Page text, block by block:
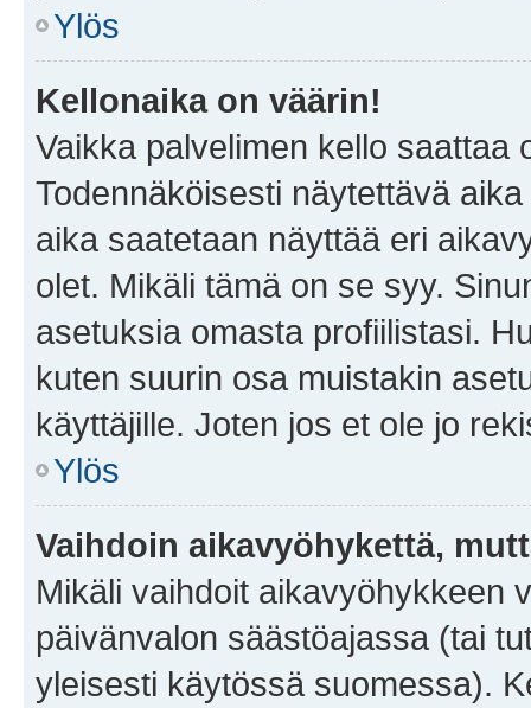
Ylös
Kellonaika on väärin!
Vaikka palvelimen kello saattaa
Todennäköisesti näytettävä
aika saatetaan näyttää eri
olet. Mikäli tämä on se syy.
asetuksia omasta profiilistasi.
kuten suurin osa muistakin
käyttäjille. Joten jos et ole jo
Ylös
Vaihdoin aikavyöhykettä,
Mikäli vaihdoit aikavyöhykkeen
päivänvalon säästöajassa (tai
yleisesti käytössä suomessa).